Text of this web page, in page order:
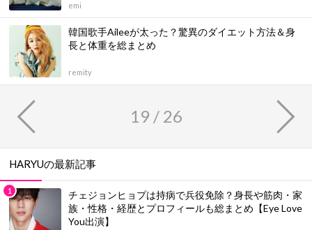
emi
韓国歌手Aileeが太った？驚異のダイエット方法＆身
長と体重を総まとめ
remity
19 / 26
HARYUの最新記事
チェジョンヒョプは持病で兵役免除？身長や筋肉・家
族・性格・経歴とプロフィールも総まとめ【Eye Love
You出演】